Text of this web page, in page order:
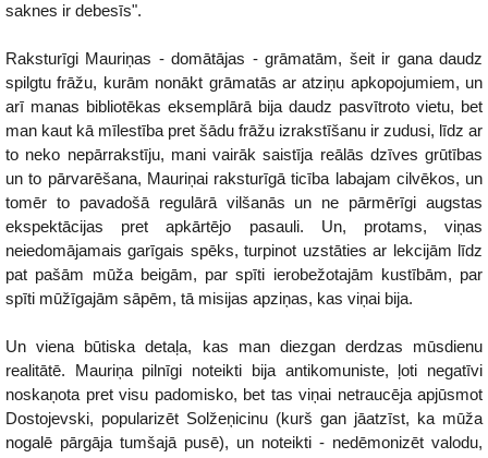
saknes ir debesīs".
Raksturīgi Mauriņas - domātājas - grāmatām, šeit ir gana daudz
spilgtu frāžu, kurām nonākt grāmatās ar atziņu apkopojumiem, un
arī manas bibliotēkas eksemplārā bija daudz pasvītroto vietu, bet
man kaut kā mīlestība pret šādu frāžu izrakstīšanu ir zudusi, līdz ar
to neko nepārrakstīju, mani vairāk saistīja reālās dzīves grūtības
un to pārvarēšana, Mauriņai raksturīgā ticība labajam cilvēkos, un
tomēr to pavadošā regulārā vilšanās un ne pārmērīgi augstas
ekspektācijas pret apkārtējo pasauli. Un, protams, viņas
neiedomājamais garīgais spēks, turpinot uzstāties ar lekcijām līdz
pat pašām mūža beigām, par spīti ierobežotajām kustībām, par
spīti mūžīgajām sāpēm, tā misijas apziņas, kas viņai bija.
Un viena būtiska detaļa, kas man diezgan derdzas mūsdienu
realitātē. Mauriņa pilnīgi noteikti bija antikomuniste, ļoti negatīvi
noskaņota pret visu padomisko, bet tas viņai netraucēja apjūsmot
Dostojevski, popularizēt Solžeņicinu (kurš gan jāatzīst, ka mūža
nogalē pārgāja tumšajā pusē), un noteikti - nedēmonizēt valodu,